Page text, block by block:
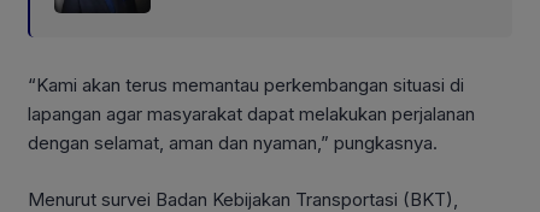
“Kami akan terus memantau perkembangan situasi di
lapangan agar masyarakat dapat melakukan perjalanan
dengan selamat, aman dan nyaman,” pungkasnya.
Menurut survei Badan Kebijakan Transportasi (BKT),